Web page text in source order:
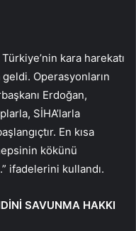
kara harekatı
geldi. Operasyonların
Erdoğan,
SİHA’larla
En kısa
kökünü
ifadelerini kullandı.
SAVUNMA HAKKI